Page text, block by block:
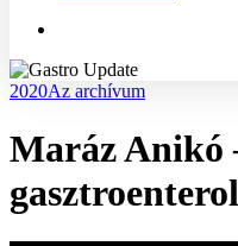
2020Az archívum
Maráz Anikó